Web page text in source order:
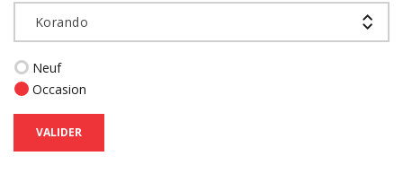
Korando
Neuf
Occasion
VALIDER